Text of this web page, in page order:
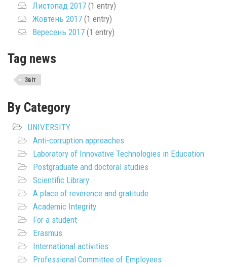
Листопад 2017 (1 entry)
Жовтень 2017 (1 entry)
Вересень 2017 (1 entry)
Tag news
Звіт
By Category
UNIVERSITY
Anti-corruption approaches
Laboratory of Innovative Technologies in Education
Postgraduate and doctoral studies
Scientific Library
A place of reverence and gratitude
Academic Integrity
For a student
Erasmus
International activities
Professional Committee of Employees